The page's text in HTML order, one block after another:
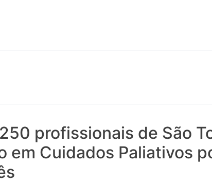
notícias realmente contam! Tudo o que se passa na
profissionais de São
em Cuidados Paliativos